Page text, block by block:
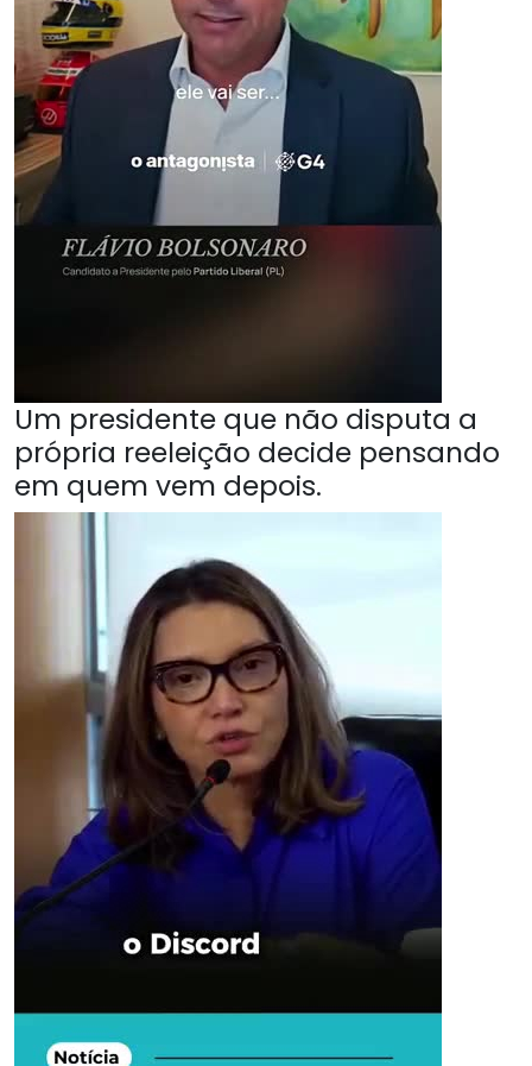
Um presidente que não disputa a
própria reeleição decide pensando
em quem vem depois.